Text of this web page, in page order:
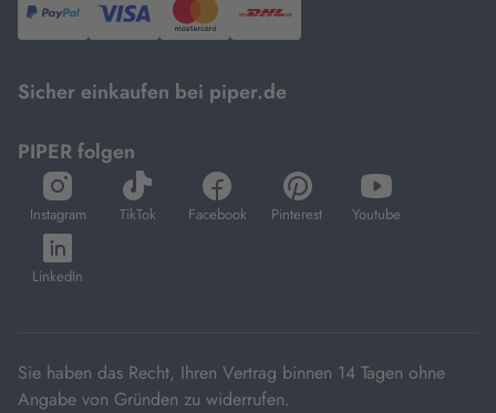
PayPal,Visa
und
DHL.
Sicher einkaufen bei piper.de
PIPER folgen
Instagram
öffnet
in
neuem
Tab
TikTok
öffnet
in
Facebook
öffnet
in
Pinterest
öffnet
in
Youtube
öffnet
in
LinkedIn
öffnet
in
Sie haben das Recht, Ihren Vertrag binnen 14 Tagen ohne
Angabe von Gründen zu widerrufen.